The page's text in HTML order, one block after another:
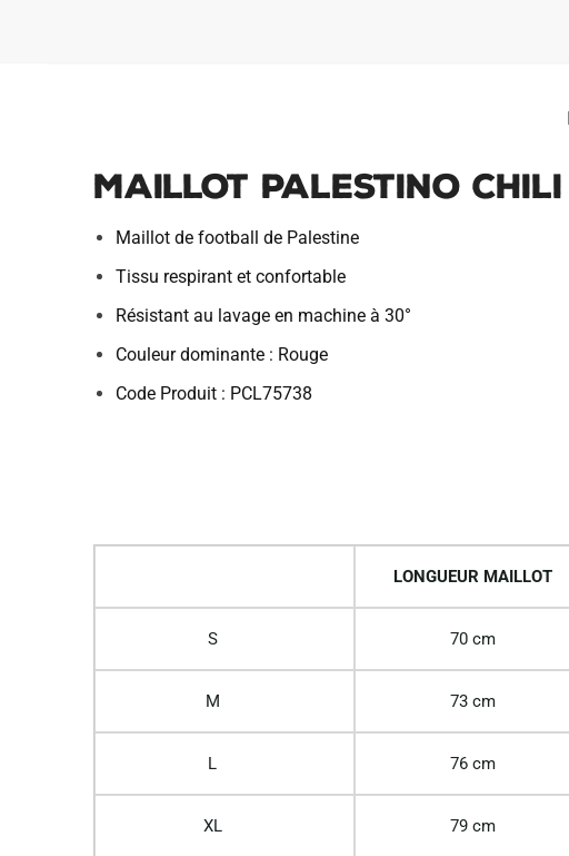
Maillot Palestino Chili
Maillot de football de Palestine
Tissu respirant et confortable
Résistant au lavage en machine à 30°
Couleur dominante : Rouge
Code Produit : PCL75738
LONGUEUR MAILLOT
S 70 cm
M 73 cm
L 76 cm
XL 79 cm